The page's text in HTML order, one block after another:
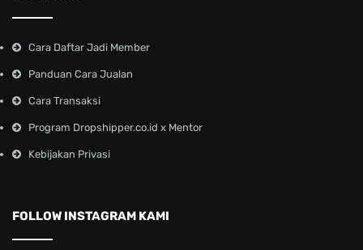
Cara Daftar Jadi Member
Panduan Cara Jualan
Cara Transaksi
Program Dropshipper.co.id x Mentor
Kebijakan Privasi
FOLLOW INSTAGRAM KAMI